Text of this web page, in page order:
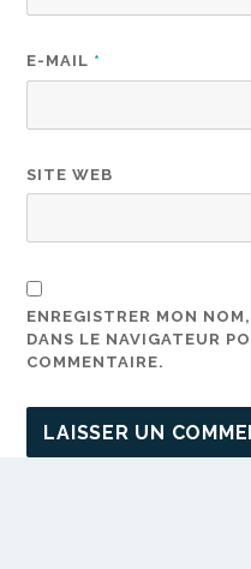
E-MAIL *
SITE WEB
ENREGISTRER MON
DANS LE NAVIGATEUR
COMMENTAIRE.